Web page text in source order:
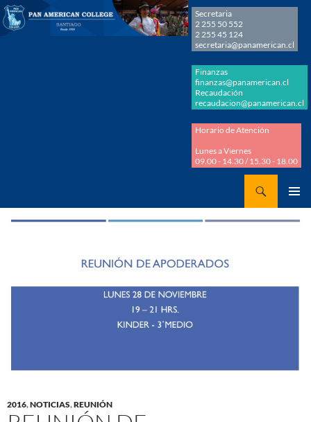
Secretaria
2 255 50 552
2 255 45 124
secretaria@panamerican.cl
Finanzas
finanzas@panamerican.cl
Recaudación
recaudacion@panamerican.cl
Horario de Atención
Lunes a Viernes
09.00 - 14.30 / 15.30 - 18.00
AL
2016,NOTICIAS,REUNIÓN